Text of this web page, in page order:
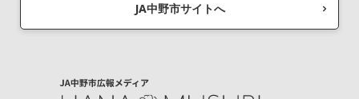
JA中野市サイトへ